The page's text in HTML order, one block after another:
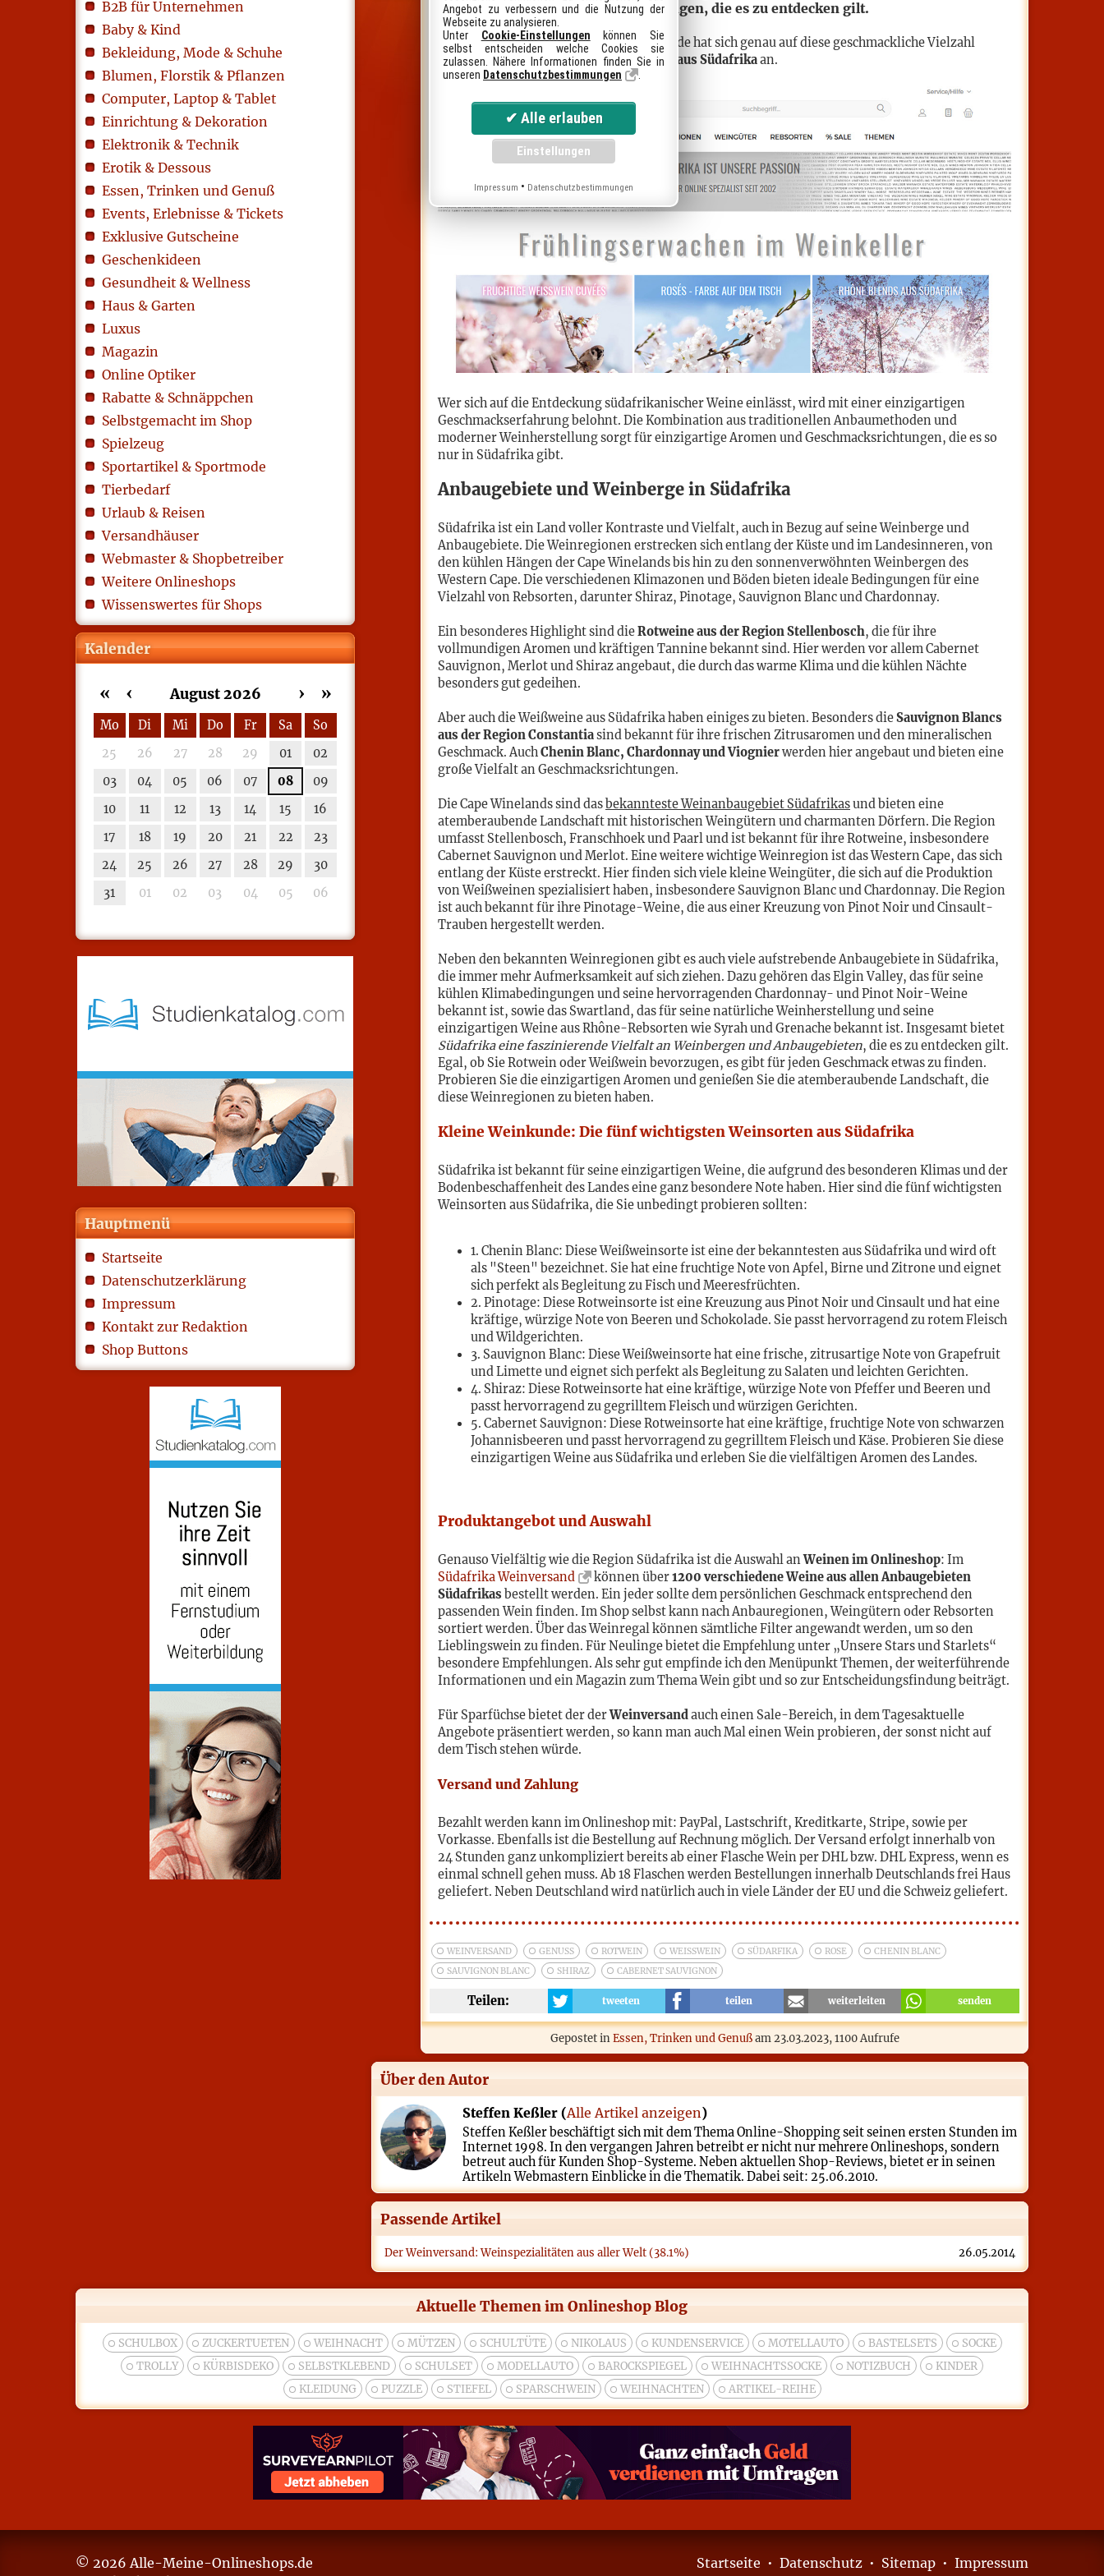
B2B für Unternehmen
Baby & Kind
Bekleidung, Mode & Schuhe
Blumen, Florstik & Pflanzen
Computer, Laptop & Tablet
Einrichtung & Dekoration
Elektronik & Technik
Erotik & Dessous
Essen, Trinken und Genuß
Events, Erlebnisse & Tickets
Exklusive Gutscheine
Geschenkideen
Gesundheit & Wellness
Haus & Garten
Luxus
Magazin
Online Optiker
Rabatte & Schnäppchen
Selbstgemacht im Shop
Spielzeug
Sportartikel & Sportmode
Tierbedarf
Urlaub & Reisen
Versandhäuser
Webmaster & Shopbetreiber
Weitere Onlineshops
Wissenswertes für Shops
Kalender
« ‹ August 2026 »
›
Mo Di Mi Do Fr Sa
So
25
26 27 28 29 01
02
03
04 05 06 07 08
09
10
11 12 13 14 15
16
17
18 19 20 21 22
23
24
25 26 27 28 29
30
31
01 02 03 04 05 06
Hauptmenü
Startseite
Datenschutzerklärung
Impressum
Kontakt zur Redaktion
Shop Buttons
Rebsorten und Geschmacksrichtungen, die es zu entdecken gilt.
Der Onlineshop Südafrika-Weinversand.de hat sich genau auf diese geschmackliche Vielzahl
spezialisiert und bietet über1200 Weine aus Südafrikaan.
Wer sich auf die Entdeckung südafrikanischer Weine einlässt, wird mit einer einzigartigen
Geschmackserfahrung belohnt. Die Kombination aus traditionellen Anbaumethoden und
moderner Weinherstellung sorgt für einzigartige Aromen und Geschmacksrichtungen, die es so
nur in Südafrika gibt.
Anbaugebiete und Weinberge in Südafrika
Südafrika ist ein Land voller Kontraste und Vielfalt, auch in Bezug auf seine Weinberge und
Anbaugebiete. Die Weinregionen erstrecken sich entlang der Küste und im Landesinneren, von
den kühlen Hängen der Cape Winelands bis hin zu den sonnenverwöhnten Weinbergen des
Western Cape. Die verschiedenen Klimazonen und Böden bieten ideale Bedingungen für eine
Vielzahl von Rebsorten, darunter Shiraz, Pinotage, Sauvignon Blanc und Chardonnay.
Ein besonderes Highlight sind dieRotweine aus der Region Stellenbosch, die für ihre
vollmundigen Aromen und kräftigen Tannine bekannt sind. Hier werden vor allem Cabernet
Sauvignon, Merlot und Shiraz angebaut, die durch das warme Klima und die kühlen Nächte
besonders gut gedeihen.
Aber auch die Weißweine aus Südafrika haben einiges zu bieten. Besonders dieSauvignon Blancs
aus der Region Constantiasind bekannt für ihre frischen Zitrusaromen und den mineralischen
Geschmack. AuchChenin Blanc, Chardonnay und Viognierwerden hier angebaut und bieten eine
große Vielfalt an Geschmacksrichtungen.
Die Cape Winelands sind das bekannteste Weinanbaugebiet Südafrikasund bieten eine
atemberaubende Landschaft mit historischen Weingütern und charmanten Dörfern. Die Region
umfasst Stellenbosch, Franschhoek und Paarl und ist bekannt für ihre Rotweine, insbesondere
Cabernet Sauvignon und Merlot. Eine weitere wichtige Weinregion ist das Western Cape, das sich
entlang der Küste erstreckt. Hier finden sich viele kleine Weingüter, die sich auf die Produktion
von Weißweinen spezialisiert haben, insbesondere Sauvignon Blanc und Chardonnay. Die Region
ist auch bekannt für ihre Pinotage-Weine, die aus einer Kreuzung von Pinot Noir und Cinsault-
Trauben hergestellt werden.
Neben den bekannten Weinregionen gibt es auch viele aufstrebende Anbaugebiete in Südafrika,
die immer mehr Aufmerksamkeit auf sich ziehen. Dazu gehören das Elgin Valley, das für seine
kühlen Klimabedingungen und seine hervorragenden Chardonnay- und Pinot Noir-Weine
bekannt ist, sowie das Swartland, das für seine natürliche Weinherstellung und seine
einzigartigen Weine aus Rhône-Rebsorten wie Syrah und Grenache bekannt ist. Insgesamt bietet
Südafrika eine faszinierende Vielfalt an Weinbergen und Anbaugebieten, die es zu entdecken gilt.
Egal, ob Sie Rotwein oder Weißwein bevorzugen, es gibt für jeden Geschmack etwas zu finden.
Probieren Sie die einzigartigen Aromen und genießen Sie die atemberaubende Landschaft, die
diese Weinregionen zu bieten haben.
Kleine Weinkunde: Die fünf wichtigsten Weinsorten aus Südafrika
Südafrika ist bekannt für seine einzigartigen Weine, die aufgrund des besonderen Klimas und der
Bodenbeschaffenheit des Landes eine ganz besondere Note haben. Hier sind die fünf wichtigsten
Weinsorten aus Südafrika, die Sie unbedingt probieren sollten:
1. Chenin Blanc: Diese Weißweinsorte ist eine der bekanntesten aus Südafrika und wird oft
als "Steen" bezeichnet. Sie hat eine fruchtige Note von Apfel, Birne und Zitrone und eignet
sich perfekt als Begleitung zu Fisch und Meeresfrüchten.
2. Pinotage: Diese Rotweinsorte ist eine Kreuzung aus Pinot Noir und Cinsault und hat eine
kräftige, würzige Note von Beeren und Schokolade. Sie passt hervorragend zu rotem Fleisch
und Wildgerichten.
3. Sauvignon Blanc: Diese Weißweinsorte hat eine frische, zitrusartige Note von Grapefruit
und Limette und eignet sich perfekt als Begleitung zu Salaten und leichten Gerichten.
4. Shiraz: Diese Rotweinsorte hat eine kräftige, würzige Note von Pfeffer und Beeren und
passt hervorragend zu gegrilltem Fleisch und würzigen Gerichten.
5. Cabernet Sauvignon: Diese Rotweinsorte hat eine kräftige, fruchtige Note von schwarzen
Johannisbeeren und passt hervorragend zu gegrilltem Fleisch und Käse. Probieren Sie diese
einzigartigen Weine aus Südafrika und erleben Sie die vielfältigen Aromen des Landes.
Produktangebot und Auswahl
Genauso Vielfältig wie die Region Südafrika ist die Auswahl anWeinen im Onlineshop: Im
Südafrika Weinversand
können über1200 verschiedene Weine aus allen Anbaugebieten
Südafrikas bestellt werden. Ein jeder sollte dem persönlichen Geschmack entsprechend den
passenden Wein finden. Im Shop selbst kann nach Anbauregionen, Weingütern oder Rebsorten
sortiert werden. Über das Weinregal können sämtliche Filter angewandt werden, um so den
Lieblingswein zu finden. Für Neulinge bietet die Empfehlung unter „Unsere Stars und Starlets“
besondere Empfehlungen. Als sehr gut empfinde ich den Menüpunkt Themen, der weiterführende
Informationen und ein Magazin zum Thema Wein gibt und so zur Entscheidungsfindung beiträgt.
Für Sparfüchse bietet der derWeinversandauch einen Sale-Bereich, in dem Tagesaktuelle
Angebote präsentiert werden, so kann man auch Mal einen Wein probieren, der sonst nicht auf
dem Tisch stehen würde.
Versand und Zahlung
Bezahlt werden kann im Onlineshop mit: PayPal, Lastschrift, Kreditkarte, Stripe, sowie per
Vorkasse. Ebenfalls ist die Bestellung auf Rechnung möglich. Der Versand erfolgt innerhalb von
24 Stunden ganz unkompliziert bereits ab einer Flasche Wein per DHL bzw. DHL Express, wenn es
einmal schnell gehen muss. Ab 18 Flaschen werden Bestellungen innerhalb Deutschlands frei Haus
geliefert. Neben Deutschland wird natürlich auch in viele Länder der EU und die Schweiz geliefert.
WEINVERSAND GENUSS ROTWEIN WEISSWEIN SÜDARFIKA ROSE
CHENIN BLANC
SAUVIGNON BLANC
SHIRAZ CABERNET SAUVIGNON
Teilen: tweeten teilen weiterleiten senden
Gepostet inEssen, Trinken und Genußam23.03.2023, 1100 Aufrufe
Über den Autor
Steffen Keßler (Alle Artikel anzeigen)
Steffen Keßler beschäftigt sich mit dem Thema Online-Shopping seit seinen ersten Stunden im
Internet 1998. In den vergangen Jahren betreibt er nicht nur mehrere Onlineshops, sondern
betreut auch für Kunden Shop-Systeme. Neben aktuellen Shop-Reviews, bietet er in seinen
Artikeln Webmastern Einblicke in die Thematik. Dabei seit: 25.06.2010.
Passende Artikel
Der Weinversand: Weinspezialitäten aus aller Welt (38.1%) 26.05.2014
Aktuelle Themen im Onlineshop Blog
SCHULBOX ZUCKERTUETEN WEIHNACHT MÜTZEN SCHULTÜTE NIKOLAUS KUNDENSERVICE MOTELLAUTO BASTELSETS
SOCKE
TROLLY
KÜRBISDEKO SELBSTKLEBEND SCHULSET MODELLAUTO BAROCKSPIEGEL WEIHNACHTSSOCKE NOTIZBUCH
KINDER
KLEIDUNG
PUZZLE STIEFEL SPARSCHWEIN WEIHNACHTEN ARTIKEL-REIHE
© 2026 Alle-Meine-Onlineshops.de Startseite • Datenschutz • Sitemap • Impressum
Angebot zu verbessern und die Nutzung der
Webseite zu analysieren.
Unter Cookie-Einstellungen können Sie
selbst entscheiden welche Cookies sie
zulassen. Nähere Informationen finden Sie in
unseren Datenschutzbestimmungen
Impressum • Datenschutzbestimmungen